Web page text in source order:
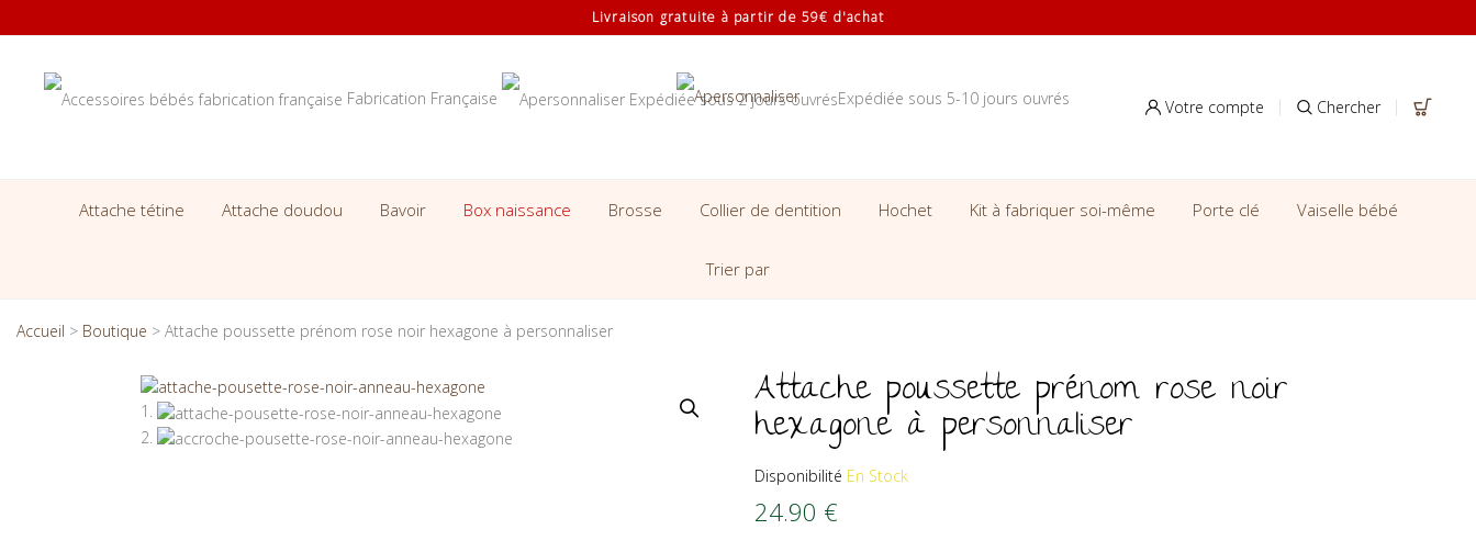
Livraison gratuite à partir de 59€ d'achat
Fabrication Française Expédiée sous 5-10 jours ouvrés Votre compte Chercher
Attache tétine Attache doudou Bavoir Box naissance Brosse Collier de dentition Hochet Kit à fabriquer soi-même Porte clé Vaiselle bébé
Trier par
Accueil > Boutique > Attache poussette prénom rose noir hexagone à personnaliser
Attache poussette prénom rose noir
hexagone à personnaliser
Disponibilité En Stock
24.90 €